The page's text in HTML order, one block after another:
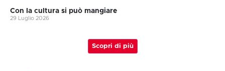
Con la cultura si può mangiare
29 Luglio 2026
Scopri di più